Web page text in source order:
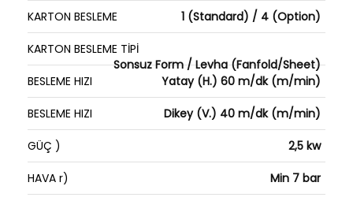
KARTON BESLEME 1 (Standard) / 4 (Option)
KARTON BESLEME TİPİ
Sonsuz Form / Levha (Fanfold/Sheet)
BESLEME HIZI
Yatay (H.) 60 m/dk (m/min)
BESLEME HIZI Dikey (V.) 40 m/dk (m/min)
GÜÇ ) 2,5 kw
HAVA r) Min 7 bar